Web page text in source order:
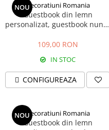
NOUDecoratiuni Romania
Guestbook din lemn
personalizat, guestbook nunta
109,00 RON
IN STOC
CONFIGUREAZA
NOUDecoratiuni Romania
Guestbook din lemn